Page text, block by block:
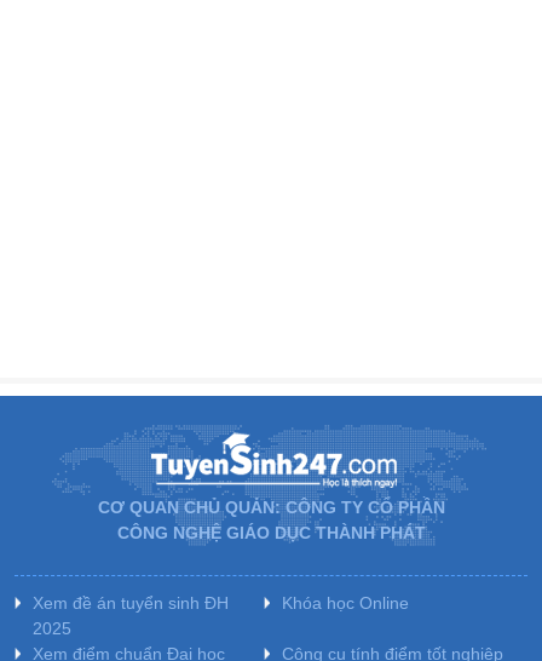
CƠ QUAN CHỦ QUẢN: CÔNG TY CỔ PHẦN
CÔNG NGHỆ GIÁO DỤC THÀNH PHÁT
Xem đề án tuyển sinh ĐH
2025
Khóa học Online
Xem điểm chuẩn Đại học Công cụ tính điểm tốt nghiệp